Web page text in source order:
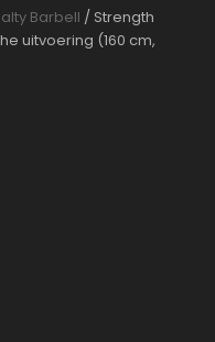
Barbell / Strength
uitvoering (160 cm,